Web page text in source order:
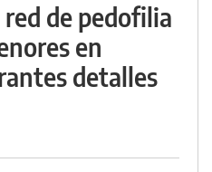
de pedofilia
en
detalles